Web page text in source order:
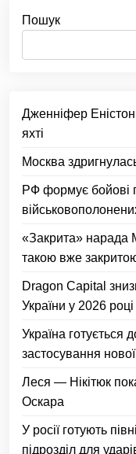
Пошук
Дженніфер
яхті
Москва
РФ формує бойові
«Закрита» нарада
такою вже
Dragon Capital
України у 2026
Україна готується
застосування
Леся — Нікітюк
Оскара
У росії готують
підрозділ для